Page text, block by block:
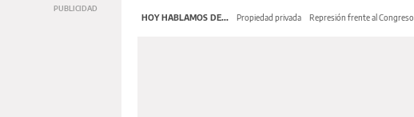
HOY HABLAMOS DE... Propiedad privada Represión frente al Congreso